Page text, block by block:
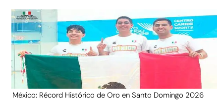
México: Récord Histórico de Oro en Santo Domingo 2026